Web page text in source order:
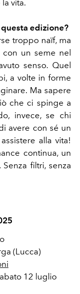
vita.
edizione?
troppo naïf, ma
un seme nel
senso. Quel
a volte in forme
Ma sapere
che ci spinge a
invece, se chi
avere con sé un
alla vita!
continua, un
filtri, senza
(Lucca)
12 luglio